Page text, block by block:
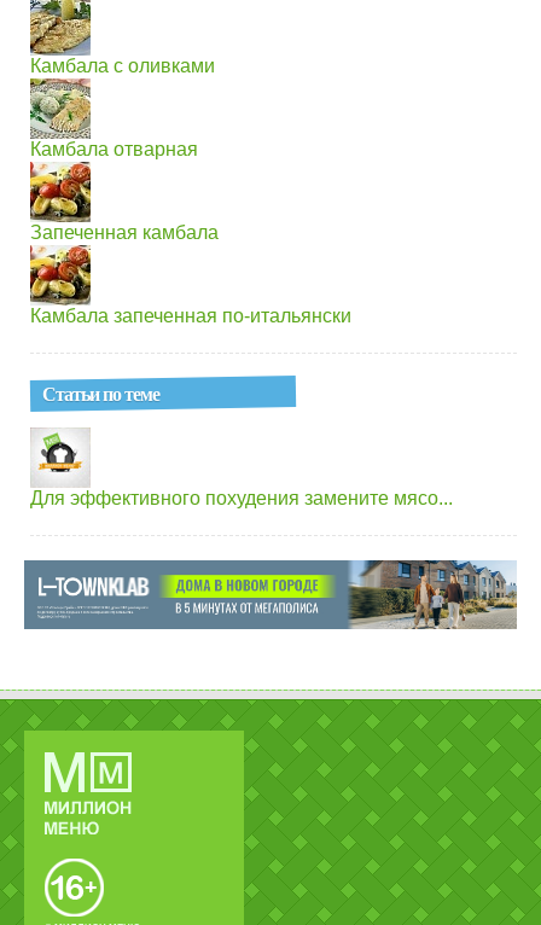
Камбала с оливками
Камбала отварная
Запеченная камбала
Камбала запеченная по-итальянски
Статьи по теме
Для эффективного похудения замените мясо...